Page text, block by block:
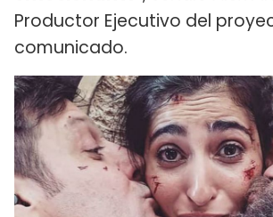
Productor Ejecutivo del
comunicado.